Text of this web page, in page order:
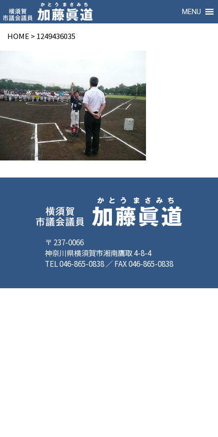
MENU
HOME > 1249436035
〒 237-0066
神奈川県横須賀市湘南鷹取 4-8-4
TEL 046-865-0838 ／ FAX 046-865-0838